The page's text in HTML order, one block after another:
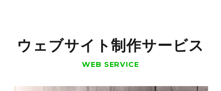
ウェブサイト制作サービス
WEB SERVICE